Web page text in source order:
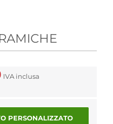
IVA inclusa
PERSONALIZZATO